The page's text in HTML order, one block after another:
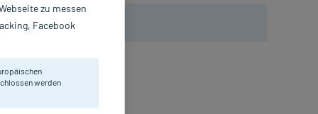
zu messen
Facebook
werden